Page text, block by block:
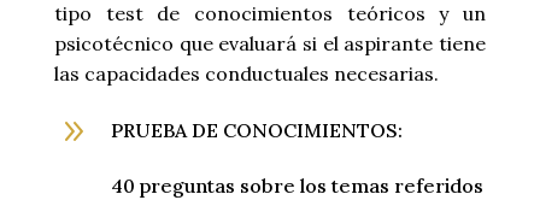
tipo test de conocimientos teóricos y un
psicotécnico que evaluará si el aspirante tiene
las capacidades conductuales necesarias.
9 PRUEBA DE CONOCIMIENTOS:
40 preguntas sobre los temas referidos